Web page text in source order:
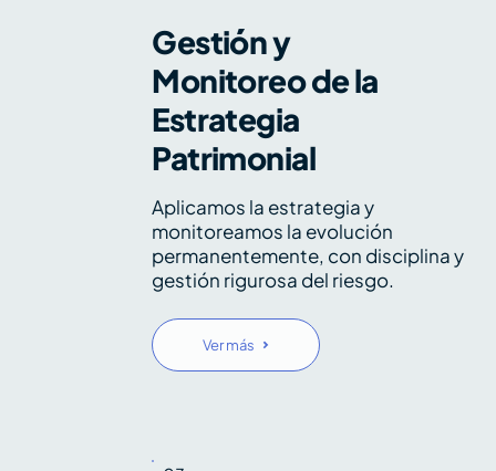
Gestión y
Monitoreo de la
Estrategia
Patrimonial
Aplicamos la estrategia y
monitoreamos la evolución
permanentemente, con disciplina y
gestión rigurosa del riesgo.
Ver más